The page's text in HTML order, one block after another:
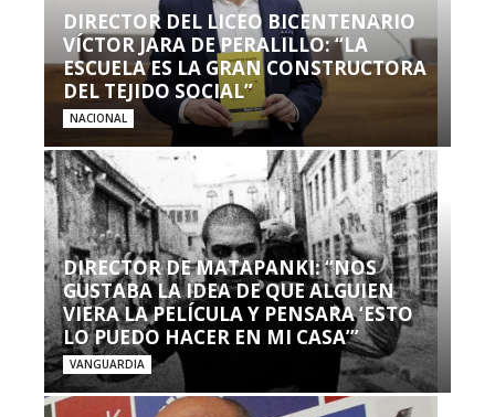
DIRECTOR DEL LICEO BICENTENARIO
VÍCTOR JARA DE PERALILLO: “LA
ESCUELA ES LA GRAN CONSTRUCTORA
DEL TEJIDO SOCIAL”
NACIONAL
DIRECTOR DE MATAPANKI: “NOS
GUSTABA LA IDEA DE QUE ALGUIEN
VIERA LA PELÍCULA Y PENSARA ‘ESTO
LO PUEDO HACER EN MI CASA’”
VANGUARDIA